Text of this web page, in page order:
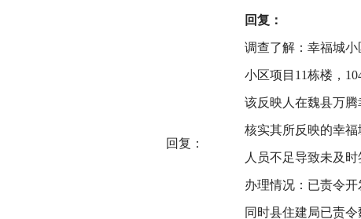
回复：
回复：
调查了解：幸福城
小区项目11栋楼，
该反映人在魏县万
核实其所反映的幸福
人员不足导致未及时
办理情况：已责令
同时县住建局已责